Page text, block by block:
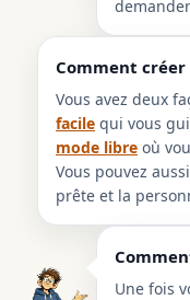
Comment créer
Vous avez deux
facile qui vous
mode libre où
Vous pouvez
prête et la
Une fois